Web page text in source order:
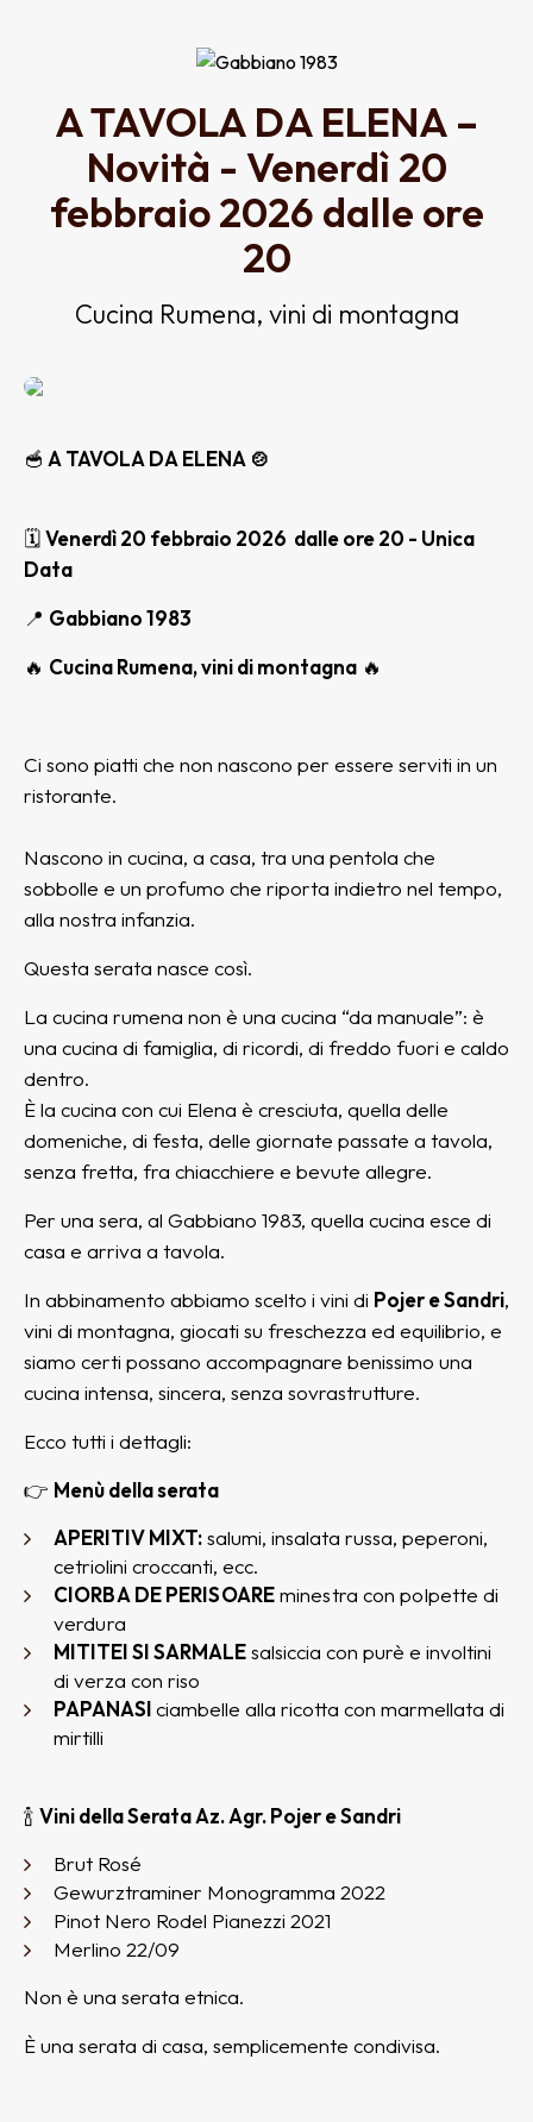
A TAVOLA DA ELENA –
Novità - Venerdì 20
febbraio 2026 dalle ore
20
Cucina Rumena, vini di montagna
🥣 A TAVOLA DA ELENA 🍲
🗓Venerdì 20 febbraio 2026 dalle ore 20 - Unica
Data
📍 Gabbiano 1983
🔥 Cucina Rumena, vini di montagna 🔥
Ci sono piatti che non nascono per essere serviti in un
ristorante.
Nascono in cucina, a casa, tra una pentola che
sobbolle e un profumo che riporta indietro nel tempo,
alla nostra infanzia.
Questa serata nasce così.
La cucina rumena non è una cucina “da manuale”: è
una cucina di famiglia, di ricordi, di freddo fuori e caldo
dentro.
È la cucina con cui Elena è cresciuta, quella delle
domeniche, di festa, delle giornate passate a tavola,
senza fretta, fra chiacchiere e bevute allegre.
Per una sera, al Gabbiano 1983, quella cucina esce di
casa e arriva a tavola.
In abbinamento abbiamo scelto i vini di Pojer e Sandri,
vini di montagna, giocati su freschezza ed equilibrio, e
siamo certi possano accompagnare benissimo una
cucina intensa, sincera, senza sovrastrutture.
Ecco tutti i dettagli:
👉 Menù della serata
APERITIV MIXT:salumi, insalata russa, peperoni,
cetriolini croccanti, ecc.
CIORBA DE PERISOAREminestra con polpette di
verdura
MITITEI SI SARMALEsalsiccia con purè e involtini
di verza con riso
PAPANASIciambelle alla ricotta con marmellata di
mirtilli
🍾 Vini della Serata Az. Agr.Pojer e Sandri
Brut Rosé
Gewurztraminer Monogramma 2022
Pinot Nero Rodel Pianezzi 2021
Merlino 22/09
Non è una serata etnica.
È una serata di casa, semplicemente condivisa.